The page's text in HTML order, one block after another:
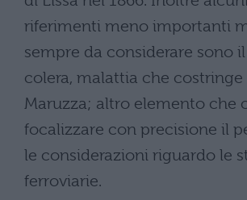
riferimenti meno importanti
sempre da considerare sono
colera, malattia che
Maruzza; altro elemento che
focalizzare con precisione il
le considerazioni riguardo le
ferroviarie.